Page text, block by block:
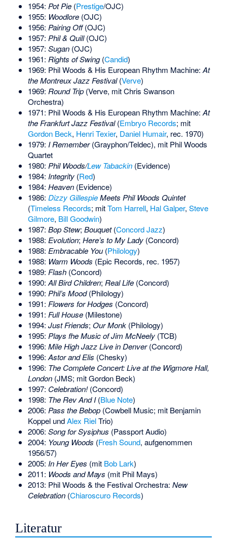
1954: Pot Pie(Prestige/OJC)
1955: Woodlore(OJC)
1956: Pairing Off(OJC)
1957: Phil & Quill(OJC)
1957: Sugan(OJC)
1961: Rights of Swing(Candid)
1969: Phil Woods & His European Rhythm Machine: At
the Montreux Jazz Festival(Verve)
1969: Round Trip(Verve, mitChris Swanson
Orchestra)
1971: Phil Woods & His European Rhythm Machine: At
the Frankfurt Jazz Festival(Embryo Records; mit
Gordon Beck, Henri Texier, Daniel Humair, rec. 1970)
1979: I Remember(Grayphon/Teldec), mit Phil Woods
Quartet
1980: Phil Woods/Lew Tabackin(Evidence)
1984: Integrity(Red)
1984: Heaven(Evidence)
1986: Dizzy GillespieMeets Phil Woods Quintet
(Timeless Records; mitTom Harrell, Hal Galper, Steve
Gilmore, Bill Goodwin)
1987: Bop Stew; Bouquet(Concord Jazz)
1988: Evolution; Here’s to My Lady(Concord)
1988: Embracable You(Philology)
1988: Warm Woods (Epic Records, rec. 1957)
1989: Flash(Concord)
1990: All Bird Children; Real Life(Concord)
1990: Phil’s Mood(Philology)
1991: Flowers for Hodges (Concord)
1991: Full House(Milestone)
1994: Just Friends; Our Monk(Philology)
1995: Plays fhe Music of Jim McNeely(TCB)
1996: Mile High Jazz Live in Denver(Concord)
1996: Astor and Elis (Chesky)
1996: The Complete Concert: Live at the Wigmore Hall,
London (JMS; mit Gordon Beck)
1997: Celebration!(Concord)
1998: The Rev And I(Blue Note)
2006: Pass the Bebop(Cowbell Music; mit Benjamin
Koppel undAlex RielTrio)
2006: Song for Sysiphus (Passport Audio)
2004: Young Woods (Fresh Sound, aufgenommen
1956/57)
2005: In Her Eyes (mit Bob Lark)
2011: Woods and Mays (mit Phil Mays)
2013: Phil Woods & the Festival Orchestra: New
Celebration(Chiaroscuro Records)
Literatur